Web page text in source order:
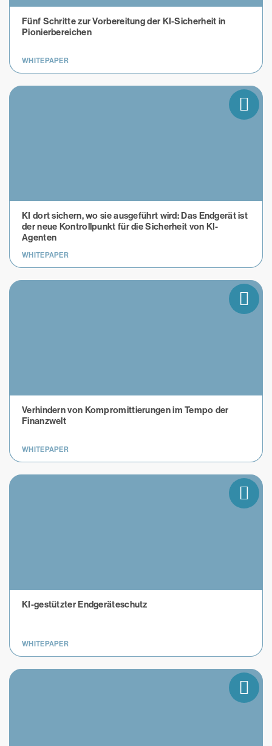
Fünf Schritte zur Vorbereitung der KI-Sicherheit in
Pionierbereichen
WHITEPAPER
KI dort sichern, wo sie ausgeführt wird: Das Endgerät ist
der neue Kontrollpunkt für die Sicherheit von KI-
Agenten
WHITEPAPER
Verhindern von Kompromittierungen im Tempo der
Finanzwelt
WHITEPAPER
KI-gestützter Endgeräteschutz
WHITEPAPER